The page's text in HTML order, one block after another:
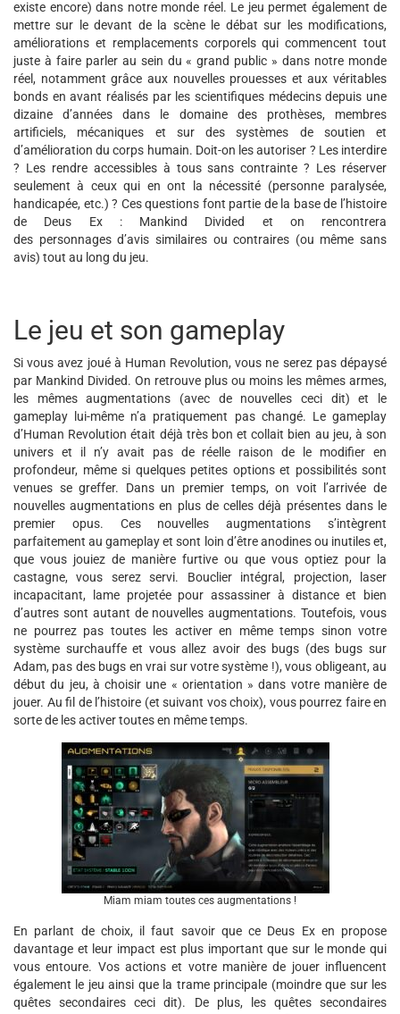
existe encore) dans notre monde réel. Le jeu permet également de
mettre sur le devant de la scène le débat sur les modifications,
améliorations et remplacements corporels qui commencent tout
juste à faire parler au sein du « grand public » dans notre monde
réel, notamment grâce aux nouvelles prouesses et aux véritables
bonds en avant réalisés par les scientifiques médecins depuis une
dizaine d’années dans le domaine des prothèses, membres
artificiels, mécaniques et sur des systèmes de soutien et
d’amélioration du corps humain. Doit-on les autoriser ? Les interdire
? Les rendre accessibles à tous sans contrainte ? Les réserver
seulement à ceux qui en ont la nécessité (personne paralysée,
handicapée, etc.) ? Ces questions font partie de la base de l’histoire
de Deus Ex : Mankind Divided et on rencontrera
des personnages d’avis similaires ou contraires (ou même sans
avis) tout au long du jeu.
Le jeu et son gameplay
Si vous avez joué à Human Revolution, vous ne serez pas dépaysé
par Mankind Divided. On retrouve plus ou moins les mêmes armes,
les mêmes augmentations (avec de nouvelles ceci dit) et le
gameplay lui-même n’a pratiquement pas changé. Le gameplay
d’Human Revolution était déjà très bon et collait bien au jeu, à son
univers et il n’y avait pas de réelle raison de le modifier en
profondeur, même si quelques petites options et possibilités sont
venues se greffer. Dans un premier temps, on voit l’arrivée de
nouvelles augmentations en plus de celles déjà présentes dans le
premier opus. Ces nouvelles augmentations s’intègrent
parfaitement au gameplay et sont loin d’être anodines ou inutiles et,
que vous jouiez de manière furtive ou que vous optiez pour la
castagne, vous serez servi. Bouclier intégral, projection, laser
incapacitant, lame projetée pour assassiner à distance et bien
d’autres sont autant de nouvelles augmentations. Toutefois, vous
ne pourrez pas toutes les activer en même temps sinon votre
système surchauffe et vous allez avoir des bugs (des bugs sur
Adam, pas des bugs en vrai sur votre système !), vous obligeant, au
début du jeu, à choisir une « orientation » dans votre manière de
jouer. Au fil de l’histoire (et suivant vos choix), vous pourrez faire en
sorte de les activer toutes en même temps.
Miam miam toutes ces augmentations !
En parlant de choix, il faut savoir que ce Deus Ex en propose
davantage et leur impact est plus important que sur le monde qui
vous entoure. Vos actions et votre manière de jouer influencent
également le jeu ainsi que la trame principale (moindre que sur les
quêtes secondaires ceci dit). De plus, les quêtes secondaires